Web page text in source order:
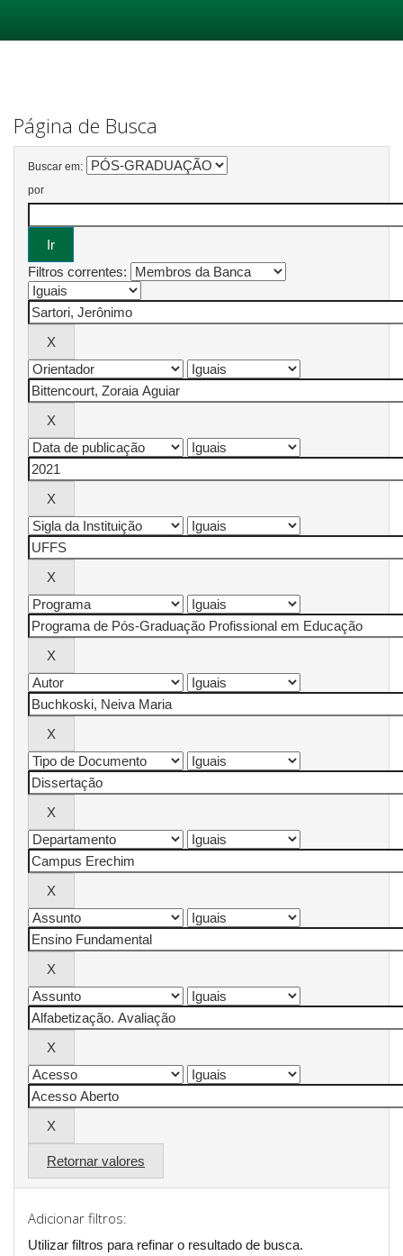
Página de Busca
Buscar em:
por
Filtros correntes:
Retornar valores
Adicionar filtros:
Utilizar filtros para refinar o resultado de busca.